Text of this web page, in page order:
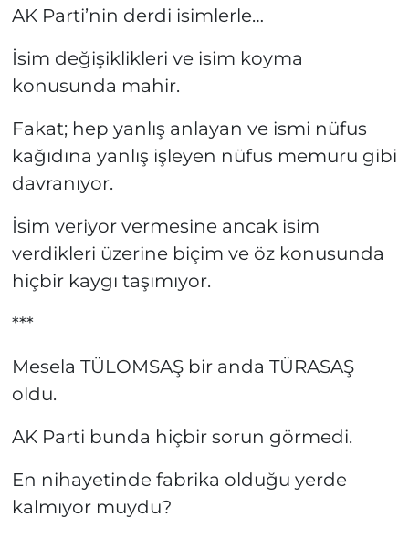
AK Parti’nin derdi isimlerle…
İsim değişiklikleri ve isim koyma
konusunda mahir.
Fakat; hep yanlış anlayan ve ismi nüfus
kağıdına yanlış işleyen nüfus memuru gibi
davranıyor.
İsim veriyor vermesine ancak isim
verdikleri üzerine biçim ve öz konusunda
hiçbir kaygı taşımıyor.
***
Mesela TÜLOMSAŞ bir anda TÜRASAŞ
oldu.
AK Parti bunda hiçbir sorun görmedi.
En nihayetinde fabrika olduğu yerde
kalmıyor muydu?